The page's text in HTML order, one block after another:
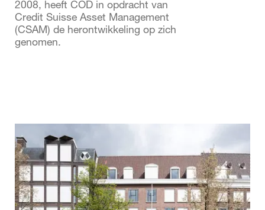
2008, heeft COD in opdracht van
Credit Suisse Asset Management
(CSAM) de herontwikkeling op zich
genomen.